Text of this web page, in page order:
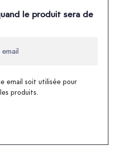
le produit sera de
email soit utilisée pour
produits.